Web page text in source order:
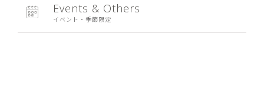
Events & Others
イベント・季節限定